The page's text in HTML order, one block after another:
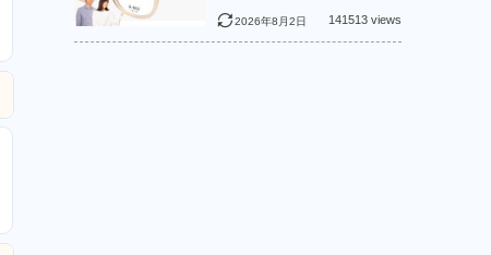
2026年8月2日 141513 views